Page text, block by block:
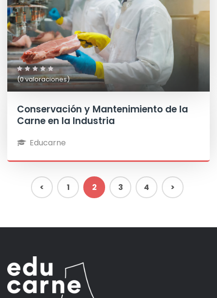
(0 valoraciones)
Conservación y Mantenimiento de la
Carne en la Industria
Educarne
< 1 2 3 4 >